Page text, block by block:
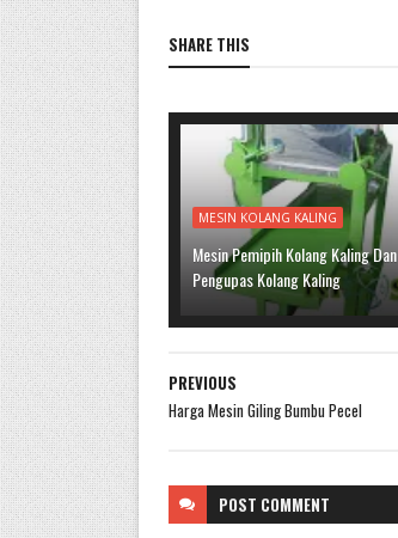
SHARE THIS
MESIN KOLANG KALING
Mesin Pemipih Kolang Kaling Dan
Pengupas Kolang Kaling
PREVIOUS
Harga Mesin Giling Bumbu Pecel
POST COMMENT